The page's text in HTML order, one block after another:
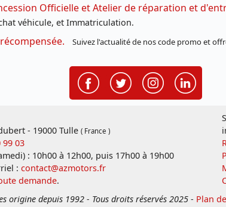
Officielle et Atelier de réparation et
véhicule, et Immatriculation.
Suivez l'actualité de nos code promo et
- 19000 Tulle ( France )
99 03
: 10h00 à 12h00, puis 17h00 à 19h00
: contact@azmotors.fr
demande.
origine depuis 1992 - Tous droits réservés 2025- Plan